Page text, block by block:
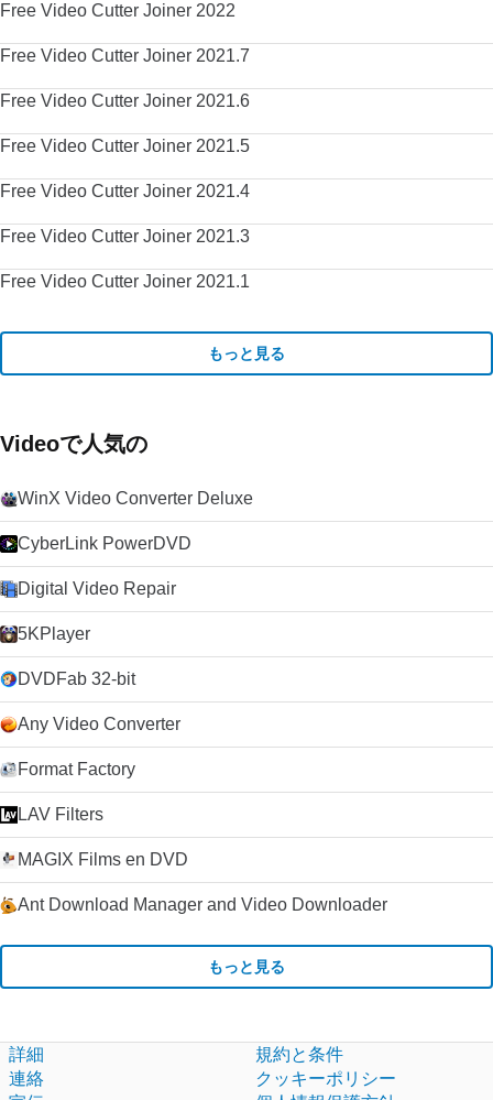
Free Video Cutter Joiner 2022
Free Video Cutter Joiner 2021.7
Free Video Cutter Joiner 2021.6
Free Video Cutter Joiner 2021.5
Free Video Cutter Joiner 2021.4
Free Video Cutter Joiner 2021.3
Free Video Cutter Joiner 2021.1
もっと見る
Videoで人気の
WinX Video Converter Deluxe
CyberLink PowerDVD
Digital Video Repair
5KPlayer
DVDFab 32-bit
Any Video Converter
Format Factory
LAV Filters
MAGIX Films en DVD
Ant Download Manager and Video Downloader
もっと見る
詳細
連絡
規約と条件
クッキーポリシー